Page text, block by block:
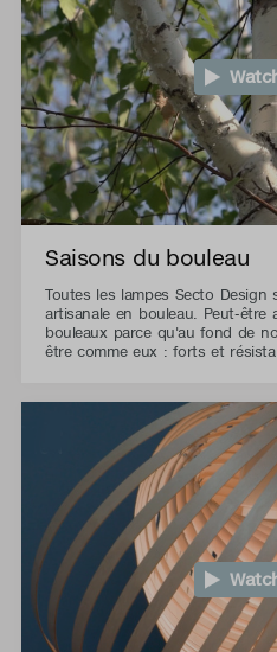
Saisons du bouleau
Toutes les lampes Secto
artisanale en bouleau. Peut-être
bouleaux parce qu'au fond de
être comme eux : forts et